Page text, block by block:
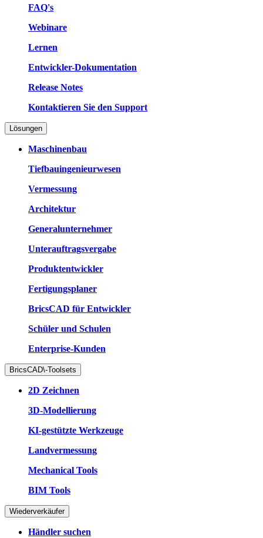
FAQ's
Webinare
Lernen
Entwickler-Dokumentation
Release Notes
Kontaktieren Sie den Support
Lösungen
Maschinenbau
Tiefbauingenieurwesen
Vermessung
Architektur
Generalunternehmer
Unterauftragsvergabe
Produktentwickler
Fertigungsplaner
BricsCAD für Entwickler
Schüler und Schulen
Enterprise-Kunden
BricsCAD\-Toolsets
2D Zeichnen
3D-Modellierung
KI-gestützte Werkzeuge
Landvermessung
Mechanical Tools
BIM Tools
Wiederverkäufer
Händler suchen